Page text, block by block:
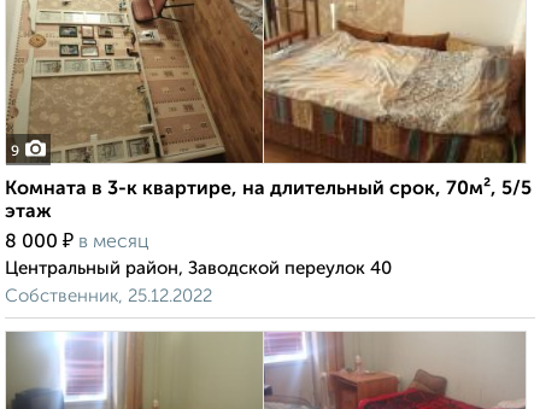
9
Комната в 3-к квартире, на длительный срок, 70м², 5/5
этаж
8 000 ₽ в месяц
Центральный район, Заводской переулок 40
Собственник, 25.12.2022